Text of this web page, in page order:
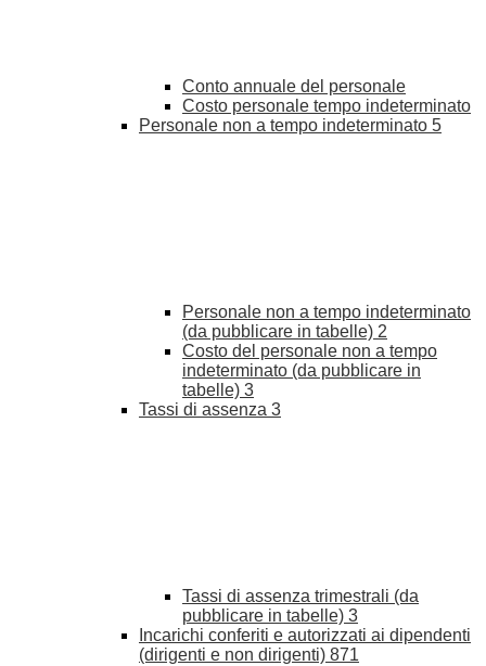
Conto annuale del personale
Costo personale tempo indeterminato
Personale non a tempo indeterminato 5
Personale non a tempo indeterminato
(da pubblicare in tabelle) 2
Costo del personale non a tempo
indeterminato (da pubblicare in
tabelle) 3
Tassi di assenza 3
Tassi di assenza trimestrali (da
pubblicare in tabelle) 3
Incarichi conferiti e autorizzati ai dipendenti
(dirigenti e non dirigenti) 871